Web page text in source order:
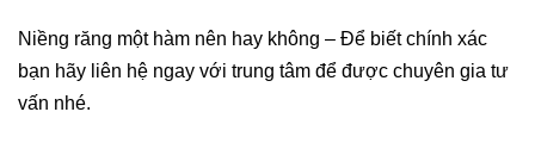
Niềng răng một hàm nên hay không – Để biết chính xác
bạn hãy liên hệ ngay với trung tâm để được chuyên gia tư
vấn nhé.